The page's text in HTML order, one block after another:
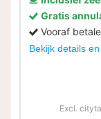
Gratis
Vooraf
Bekijk details
Excl.